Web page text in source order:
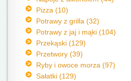
Pizza (10)
Potrawy z grilla (32)
Potrawy z jaj i mąki (104)
Przekąski (129)
Przetwory (39)
Ryby i owoce morza (97)
Sałatki (129)